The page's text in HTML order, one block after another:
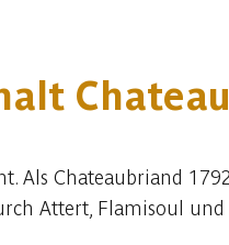
Als Chateaubriand
Attert, Flamisoul und